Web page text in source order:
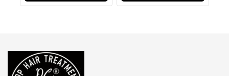
Καλάθι
Καλάθι